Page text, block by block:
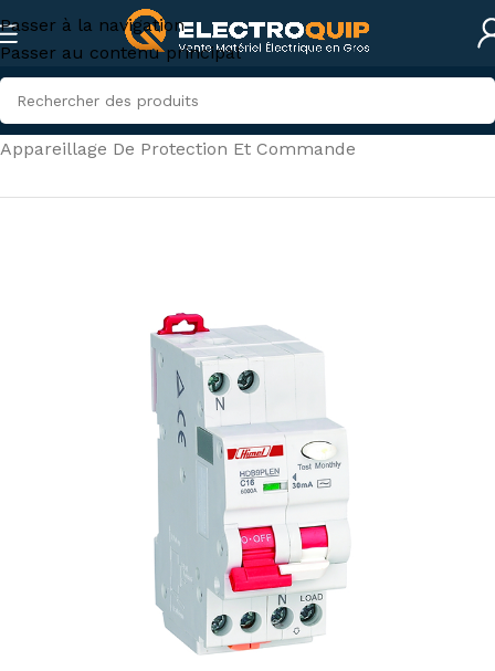
Passer à la navigation
Passer au contenu principal
Accueil/Électricité industrielle/
Appareillage De Protection Et Commande